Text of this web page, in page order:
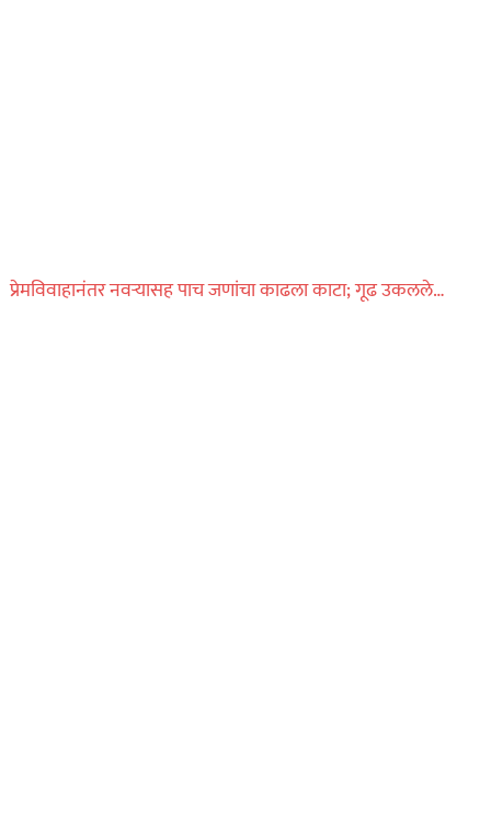
प्रेमविवाहानंतर नवऱ्यासह पाच जणांचा काढला काटा; गूढ उकलले…